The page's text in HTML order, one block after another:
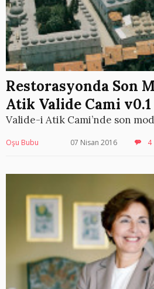
Restorasyonda Son
Atik Valide Cami v0.1
Valide-i Atik Cami’nde son
Oşu Bubu 07 Nisan 2016 4